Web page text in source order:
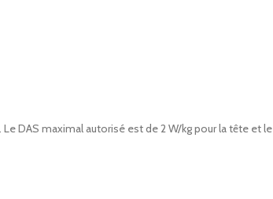
DAS maximal autorisé est de 2 W/kg pour la tête et le